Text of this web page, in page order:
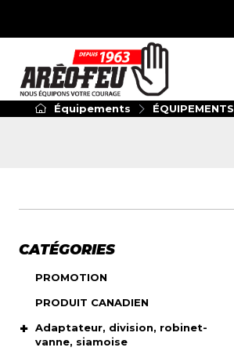
Équipements ÉQUIPEMENTS
CATÉGORIES
PROMOTION
PRODUIT CANADIEN
Adaptateur, division, robinet-
vanne, siamoise